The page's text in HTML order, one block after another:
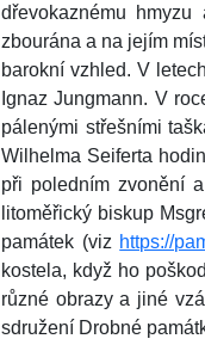
dřevokaznému
zbourána a na jejím
barokní vzhled. V
Ignaz Jungmann. V
pálenými střešními
Wilhelma Seiferta
při poledním zvonění
litoměřický biskup
památek (viz https://
kostela, když ho
různé obrazy a jiné
sdružení Drobné